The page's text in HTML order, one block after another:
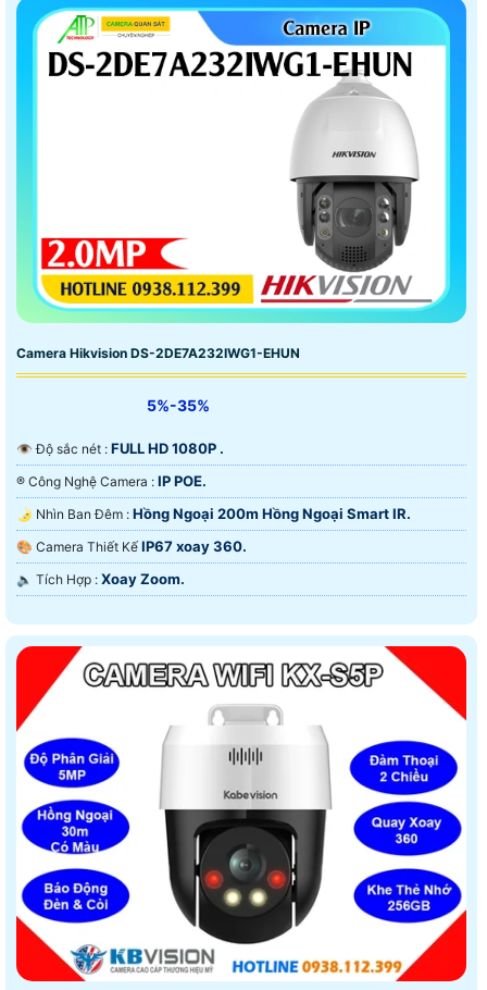
Camera Hikvision DS-2DE7A232IWG1-EHUN
5%-35%
👁 Độ sắc nét : FULL HD 1080P .
®️ Công Nghệ Camera : IP POE.
🌛 Nhìn Ban Đêm : Hồng Ngoại 200m Hồng Ngoại Smart IR.
🎨 Camera Thiết Kế IP67 xoay 360.
️🔈 Tích Hợp : Xoay Zoom.